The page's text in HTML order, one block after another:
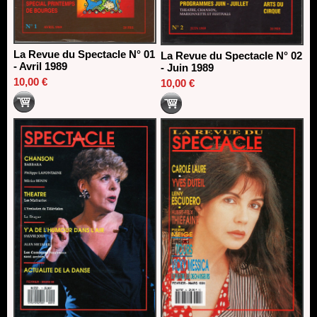
La Revue du Spectacle N° 01
- Avril 1989
10,00 €
La Revue du Spectacle N° 02
- Juin 1989
10,00 €